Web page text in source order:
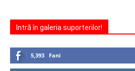
Intră în galeria suporterilor!
5,393 Fani